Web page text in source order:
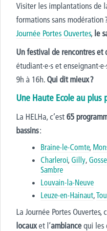
Visiter les implantations de
formations sans modération
Journée Portes Ouvertes, le
Un festival de rencontres et
étudiant·e·s et enseignant·e·
9h à 16h.Qui dit mieux ?
Une Haute Ecole au plus
La HELHa, c’est65
bassins:
Braine-le-Comte,
Charleroi, Gilly,
Sambre
Louvain-la-Neuve
Leuze-en-Hainaut,
La Journée Portes Ouvertes,
locauxet l’ambiancequi les